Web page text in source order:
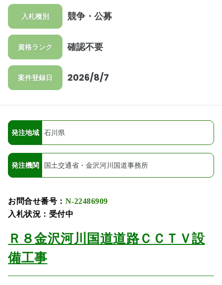
入札種別 競争・公募
資格ランク 確認不要
案件登録日 2026/8/7
発注地域 石川県
発注機関 国土交通省・金沢河川国道事務所
お問合せ番号： N-22486909
入札状況：受付中
Ｒ８金沢河川国道道路ＣＣＴＶ設
備工事